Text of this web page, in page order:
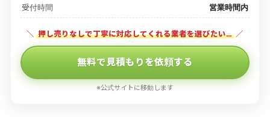
受付時間 営業時間内
＼ 押し売りなしで丁寧に対応してくれる業者を選びたい… ／
無料で見積もりを依頼する
※公式サイトに移動します